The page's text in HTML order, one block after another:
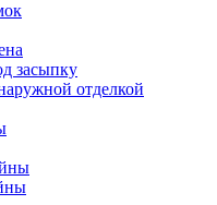
засыпку
отделкой